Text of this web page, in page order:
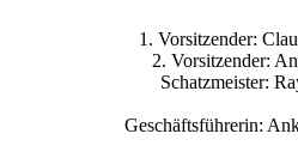
1. Vorsitzender:
2. Vorsitzender:
Schatzmeister:
Geschäftsführerin: